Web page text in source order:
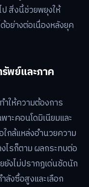
สิ่งนี้ช่วยพยุงให้
อย่างต่อเนื่องหลังยุค
พย์และภาค
ให้ความต้องการ
าะคอนโดมิเนียมและ
ใกล้แหล่งอำนวยความ
ไรก็ตาม ผลกระทบต่อ
งไม่ปรากฏเด่นชัดนัก
ลังซื้อสูงและเลือก